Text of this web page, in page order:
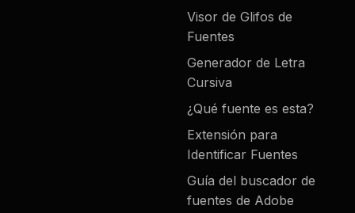
Visor de Glifos de
Fuentes
Generador de Letra
Cursiva
¿Qué fuente es esta?
Extensión para
Identificar Fuentes
Guía del buscador de
fuentes de Adobe